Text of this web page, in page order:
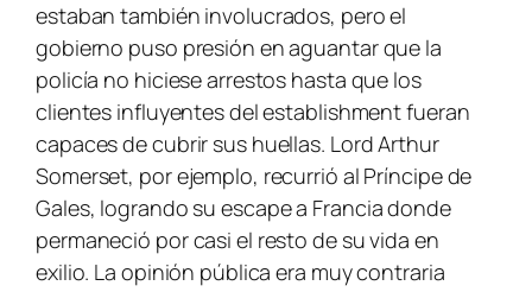
estaban también involucrados, pero el
gobierno puso presión en aguantar que la
policía no hiciese arrestos hasta que los
clientes influyentes del establishment fueran
capaces de cubrir sus huellas. Lord Arthur
Somerset, por ejemplo, recurrió al Príncipe de
Gales, logrando su escape a Francia donde
permaneció por casi el resto de su vida en
exilio. La opinión pública era muy contraria